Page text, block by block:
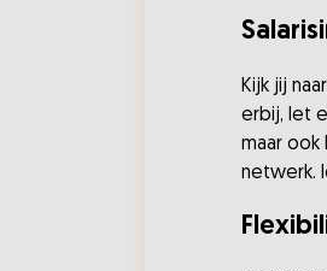
Kijk jij
erbij, let
maar
netwerk.